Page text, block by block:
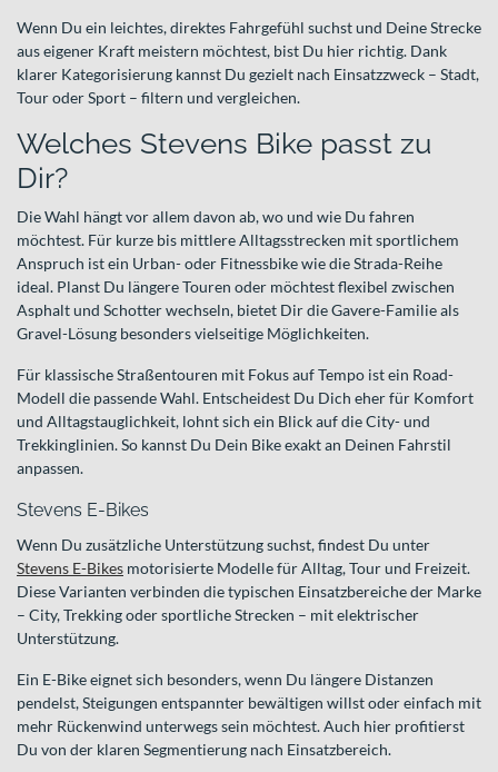
Wenn Du ein leichtes, direktes Fahrgefühl suchst und Deine Strecke
aus eigener Kraft meistern möchtest, bist Du hier richtig. Dank
klarer Kategorisierung kannst Du gezielt nach Einsatzzweck – Stadt,
Tour oder Sport – filtern und vergleichen.
Welches Stevens Bike passt zu
Dir?
Die Wahl hängt vor allem davon ab, wo und wie Du fahren
möchtest. Für kurze bis mittlere Alltagsstrecken mit sportlichem
Anspruch ist ein Urban- oder Fitnessbike wie die Strada-Reihe
ideal. Planst Du längere Touren oder möchtest flexibel zwischen
Asphalt und Schotter wechseln, bietet Dir die Gavere-Familie als
Gravel-Lösung besonders vielseitige Möglichkeiten.
Für klassische Straßentouren mit Fokus auf Tempo ist ein Road-
Modell die passende Wahl. Entscheidest Du Dich eher für Komfort
und Alltagstauglichkeit, lohnt sich ein Blick auf die City- und
Trekkinglinien. So kannst Du Dein Bike exakt an Deinen Fahrstil
anpassen.
Stevens E-Bikes
Wenn Du zusätzliche Unterstützung suchst, findest Du unter
Stevens E-Bikes motorisierte Modelle für Alltag, Tour und Freizeit.
Diese Varianten verbinden die typischen Einsatzbereiche der Marke
– City, Trekking oder sportliche Strecken – mit elektrischer
Unterstützung.
Ein E-Bike eignet sich besonders, wenn Du längere Distanzen
pendelst, Steigungen entspannter bewältigen willst oder einfach mit
mehr Rückenwind unterwegs sein möchtest. Auch hier profitierst
Du von der klaren Segmentierung nach Einsatzbereich.